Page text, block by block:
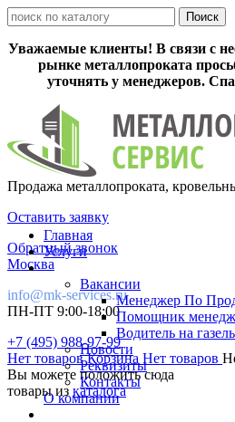
Уважаемые клиенты! В связи с
рынке металлопроката
уточнять у менеджеров.
Продажа металлопроката,
Оставить заявку
Обратный звонок
Москва
info@mk-services.ru
ПН-ПТ 9:00-18:00
+7 (495) 988-97-99
Нет товаровКорзина Нет товаров
Вы можете положить сюда
товары из каталога
Главная
Услуги
Вакансии
Менеджер По
Помощник
Водитель на
Новости
Реквизиты
Контакты
О компании